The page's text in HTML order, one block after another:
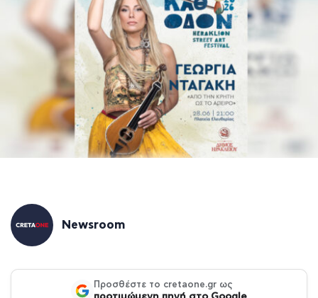
Newsroom
Προσθέστε το cretaone.gr ως